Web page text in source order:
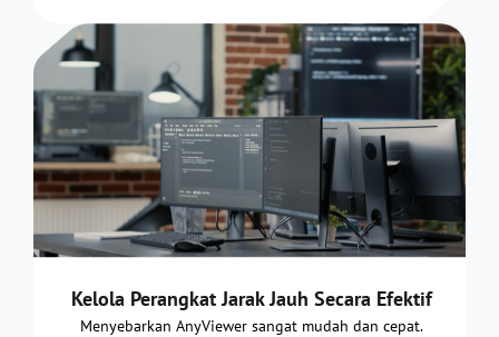
Kelola Perangkat Jarak Jauh Secara Efektif
Menyebarkan AnyViewer sangat mudah dan cepat.